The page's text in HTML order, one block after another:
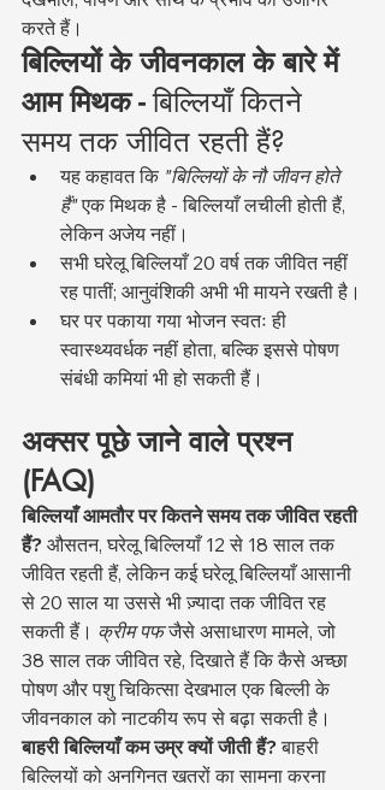
करते हैं।
बिल्लियों के जीवनकाल के बारे में
आम मिथक - बिल्लियाँ कितने
समय तक जीवित रहती हैं?
यह कहावत कि "बिल्लियों के नौ जीवन होते
हैं" एक मिथक है - बिल्लियाँ लचीली होती हैं,
लेकिन अजेय नहीं।
सभी घरेलू बिल्लियाँ 20 वर्ष तक जीवित नहीं
रह पातीं; आनुवंशिकी अभी भी मायने रखती है।
घर पर पकाया गया भोजन स्वतः ही
स्वास्थ्यवर्धक नहीं होता, बल्कि इससे पोषण
संबंधी कमियां भी हो सकती हैं।
अक्सर पूछे जाने वाले प्रश्न
(FAQ)
बिल्लियाँ आमतौर पर कितने समय तक जीवित रहती
हैं? औसतन, घरेलू बिल्लियाँ 12 से 18 साल तक
जीवित रहती हैं, लेकिन कई घरेलू बिल्लियाँ आसानी
से 20 साल या उससे भी ज़्यादा तक जीवित रह
सकती हैं। क्रीम पफ जैसे असाधारण मामले, जो
38 साल तक जीवित रहे, दिखाते हैं कि कैसे अच्छा
पोषण और पशु चिकित्सा देखभाल एक बिल्ली के
जीवनकाल को नाटकीय रूप से बढ़ा सकती है।
बाहरी बिल्लियाँ कम उम्र क्यों जीती हैं? बाहरी
बिल्लियों को अनगिनत खतरों का सामना करना